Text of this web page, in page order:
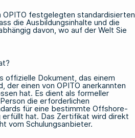
festgelegten standardisierten
die Ausbildungsinhalte und die
davon, wo auf der Welt Sie
offizielle Dokument, das einem
der einen von OPITO anerkannten
hat. Es dient als formeller
die erforderlichen
für eine bestimmte Offshore-
hat. Das Zertifikat wird direkt
vom Schulungsanbieter.